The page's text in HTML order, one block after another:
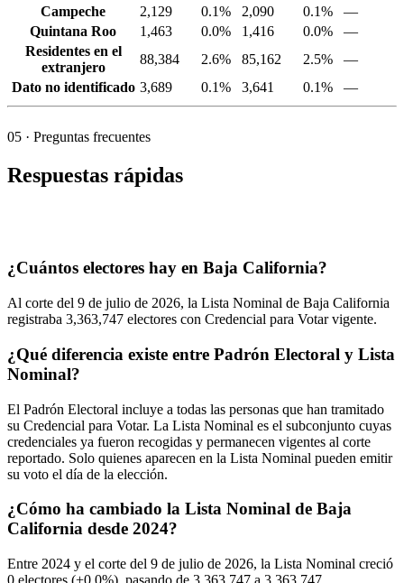
Campeche
2,129 0.1% 2,090 0.1%
—
Quintana Roo
1,463 0.0% 1,416 0.0%
—
Residentes en el
extranjero
88,384 2.6% 85,162 2.5%
—
Dato no identificado 3,689 0.1% 3,641 0.1% —
05 · Preguntas frecuentes
Respuestas rápidas
¿Cuántos electores hay en Baja California?
Al corte del 9 de julio de 2026, la Lista Nominal de Baja California
registraba 3,363,747 electores con Credencial para Votar vigente.
¿Qué diferencia existe entre Padrón Electoral y Lista
Nominal?
El Padrón Electoral incluye a todas las personas que han tramitado
su Credencial para Votar. La Lista Nominal es el subconjunto cuyas
credenciales ya fueron recogidas y permanecen vigentes al corte
reportado. Solo quienes aparecen en la Lista Nominal pueden emitir
su voto el día de la elección.
¿Cómo ha cambiado la Lista Nominal de Baja
California desde 2024?
Entre 2024 y el corte del 9 de julio de 2026, la Lista Nominal creció
0 electores (+0.0%), pasando de 3,363,747 a 3,363,747.